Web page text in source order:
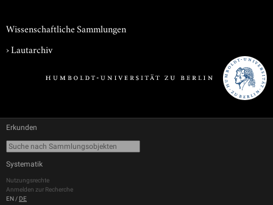
Wissenschaftliche Sammlungen
›Lautarchiv
Erkunden
Systematik
Nutzungsrechte
Anmelden zur Recherche
EN / DE